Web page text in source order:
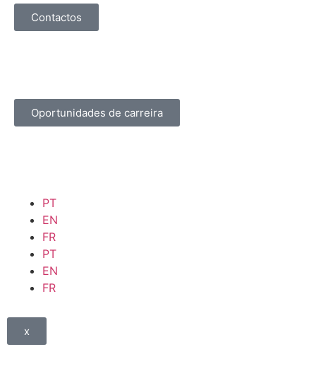
Contactos
Oportunidades de carreira
PT
EN
FR
PT
EN
FR
x